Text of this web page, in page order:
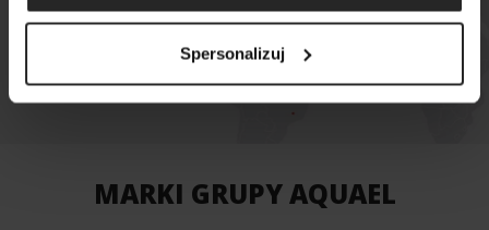
Spersonalizuj
MAPA SKLEPÓW
MARKI GRUPY AQUAEL